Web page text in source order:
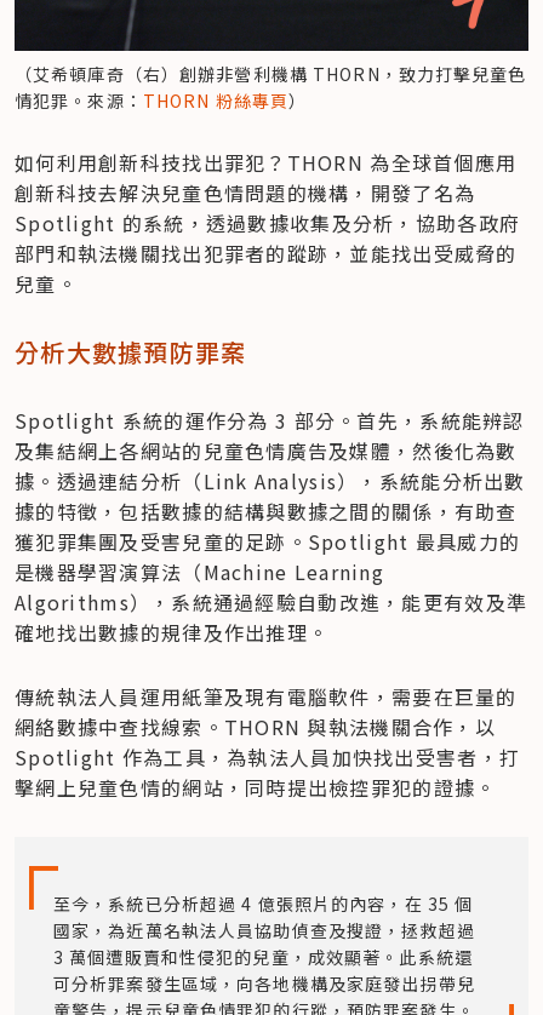
（艾希頓庫奇（右）創辦非營利機構 THORN，致力打擊兒童色
情犯罪。來源： THORN 粉絲專頁）
如何利用創新科技找出罪犯？THORN 為全球首個應用
創新科技去解決兒童色情問題的機構，開發了名為
Spotlight 的系統，透過數據收集及分析，協助各政府
部門和執法機關找出犯罪者的蹤跡，並能找出受威脅的
兒童。
分析大數據預防罪案
Spotlight 系統的運作分為 3 部分。首先，系統能辨認
及集結網上各網站的兒童色情廣告及媒體，然後化為數
據。透過連結分析（Link Analysis），系統能分析出數
據的特徵，包括數據的結構與數據之間的關係，有助查
獲犯罪集團及受害兒童的足跡。Spotlight 最具威力的
是機器學習演算法（Machine Learning
Algorithms），系統通過經驗自動改進，能更有效及準
確地找出數據的規律及作出推理。
傳統執法人員運用紙筆及現有電腦軟件，需要在巨量的
網絡數據中查找線索。THORN 與執法機關合作，以
Spotlight 作為工具，為執法人員加快找出受害者，打
擊網上兒童色情的網站，同時提出檢控罪犯的證據。
至今，系統已分析超過 4 億張照片的內容，在 35 個
國家，為近萬名執法人員協助偵查及搜證，拯救超過
3 萬個遭販賣和性侵犯的兒童，成效顯著。此系統還
可分析罪案發生區域，向各地機構及家庭發出拐帶兒
童警告，提示兒童色情罪犯的行蹤，預防罪案發生。